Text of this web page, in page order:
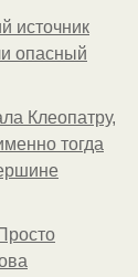
источник
опасный
Клеопатру,
тогда